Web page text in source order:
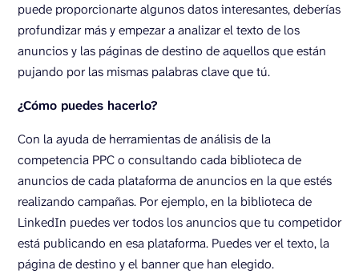
puede proporcionarte algunos datos interesantes, deberías
profundizar más y empezar a analizar el texto de los
anuncios y las páginas de destino de aquellos que están
pujando por las mismas palabras clave que tú.
¿Cómo puedes hacerlo?
Con la ayuda de herramientas de análisis de la
competencia PPC o consultando cada biblioteca de
anuncios de cada plataforma de anuncios en la que estés
realizando campañas. Por ejemplo, en la biblioteca de
LinkedIn puedes ver todos los anuncios que tu competidor
está publicando en esa plataforma. Puedes ver el texto, la
página de destino y el banner que han elegido.